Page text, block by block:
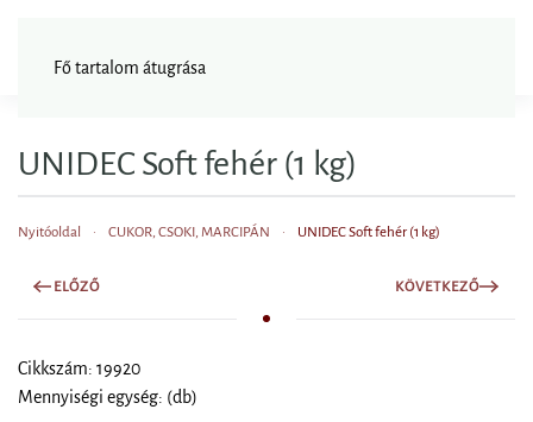
Fő tartalom átugrása
UNIDEC Soft fehér (1 kg)
Nyitóoldal CUKOR, CSOKI, MARCIPÁN UNIDEC Soft fehér (1 kg)
ELŐZŐ KÖVETKEZŐ
Cikkszám: 19920
Mennyiségi egység: (db)